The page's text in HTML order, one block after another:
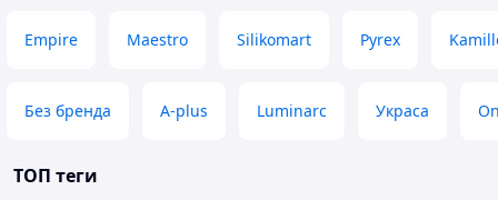
Empire Maestro Silikomart Pyrex
Без бренда A-plus Luminarc Украса
ТОП теги